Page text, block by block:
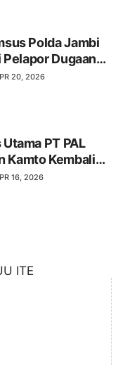
Polda Jambi
Dugaan
IT Bank 9
20, 2026
PT PAL
Kamto Kembali
Berubah dari
16, 2026
ITE